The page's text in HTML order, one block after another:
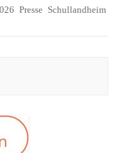
Presse Schullandheim